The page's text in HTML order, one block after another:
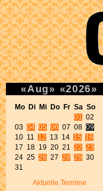
«Aug» «2026»
Mo Di Mi Do Fr Sa So
01
02
03 04 05 06 07 08 09
10 11 12 13 14 15
16
17 18 19 20 21 22 23
24 25 26 27 28 29 30
31
Aktuelle Termine